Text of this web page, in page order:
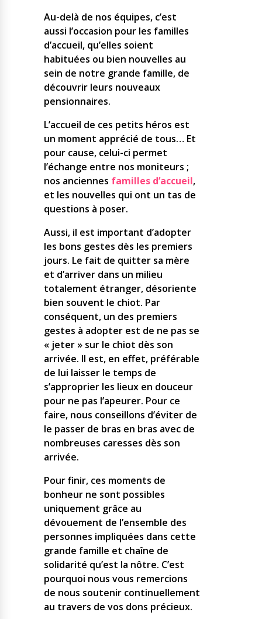
Au-delà de nos équipes, c’est
aussi l’occasion pour les familles
d’accueil, qu’elles soient
habituées ou bien nouvelles au
sein de notre grande famille, de
découvrir leurs nouveaux
pensionnaires.
L’accueil de ces petits héros est
un moment apprécié de tous… Et
pour cause, celui-ci permet
l’échange entre nos moniteurs ;
nos anciennes familles d’accueil,
et les nouvelles qui ont un tas de
questions à poser.
Aussi, il est important d’adopter
les bons gestes dès les premiers
jours. Le fait de quitter sa mère
et d’arriver dans un milieu
totalement étranger, désoriente
bien souvent le chiot. Par
conséquent, un des premiers
gestes à adopter est de ne pas se
« jeter » sur le chiot dès son
arrivée. Il est, en effet, préférable
de lui laisser le temps de
s’approprier les lieux en douceur
pour ne pas l’apeurer. Pour ce
faire, nous conseillons d’éviter de
le passer de bras en bras avec de
nombreuses caresses dès son
arrivée.
Pour finir, ces moments de
bonheur ne sont possibles
uniquement grâce au
dévouement de l’ensemble des
personnes impliquées dans cette
grande famille et chaîne de
solidarité qu’est la nôtre. C’est
pourquoi nous vous remercions
de nous soutenir continuellement
au travers de vos dons précieux.